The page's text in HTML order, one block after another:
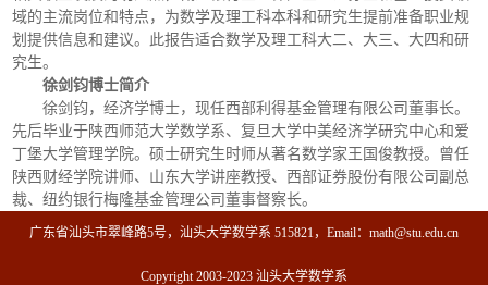
域的主流岗位和特点，为数学及理工科本科和研究生提前准备职业规
划提供信息和建议。此报告适合数学及理工科大二、大三、大四和研
究生。
徐剑钧博士简介
徐剑钧，经济学博士，现任西部利得基金管理有限公司董事长。
先后毕业于陕西师范大学数学系、复旦大学中美经济学研究中心和爱
丁堡大学管理学院。硕士研究生时师从著名数学家王国俊教授。曾任
陕西财经学院讲师、山东大学讲座教授、西部证券股份有限公司副总
裁、纽约银行梅隆基金管理公司董事督察长。
广东省汕头市翠峰路5号，汕头大学数学系 515821，Email：math@stu.edu.cn
Copyright 2003-2023 汕头大学数学系